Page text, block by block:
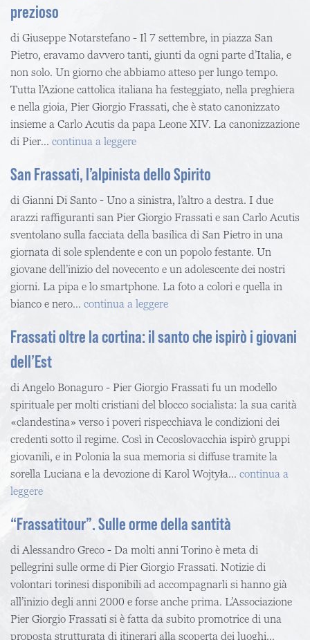
prezioso
di Giuseppe Notarstefano - Il 7 settembre, in piazza San
Pietro, eravamo davvero tanti, giunti da ogni parte d’Italia, e
non solo. Un giorno che abbiamo atteso per lungo tempo.
Tutta l’Azione cattolica italiana ha festeggiato, nella preghiera
e nella gioia, Pier Giorgio Frassati, che è stato canonizzato
insieme a Carlo Acutis da papa Leone XIV. La canonizzazione
di Pier... continua a leggere
San Frassati, l’alpinista dello Spirito
di Gianni Di Santo - Uno a sinistra, l’altro a destra. I due
arazzi raffiguranti san Pier Giorgio Frassati e san Carlo Acutis
sventolano sulla facciata della basilica di San Pietro in una
giornata di sole splendente e con un popolo festante. Un
giovane dell’inizio del novecento e un adolescente dei nostri
giorni. La pipa e lo smartphone. La foto a colori e quella in
bianco e nero... continua a leggere
Frassati oltre la cortina: il santo che ispirò i giovani
dell’Est
di Angelo Bonaguro - Pier Giorgio Frassati fu un modello
spirituale per molti cristiani del blocco socialista: la sua carità
«clandestina» verso i poveri rispecchiava le condizioni dei
credenti sotto il regime. Così in Cecoslovacchia ispirò gruppi
giovanili, e in Polonia la sua memoria si diffuse tramite la
sorella Luciana e la devozione di Karol Wojtyła... continua a
leggere
“Frassatitour”. Sulle orme della santità
di Alessandro Greco - Da molti anni Torino è meta di
pellegrini sulle orme di Pier Giorgio Frassati. Notizie di
volontari torinesi disponibili ad accompagnarli si hanno già
all’inizio degli anni 2000 e forse anche prima. L’Associazione
Pier Giorgio Frassati si è fatta da subito promotrice di una
proposta strutturata di itinerari alla scoperta dei luoghi...